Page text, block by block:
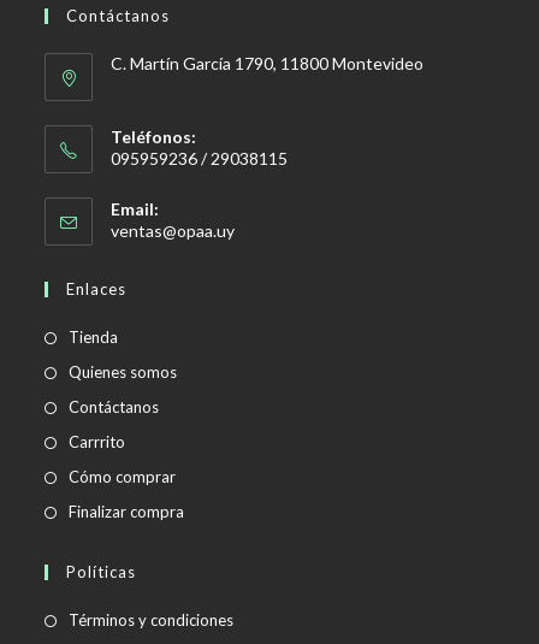
Contáctanos
C. Martín García 1790, 11800 Montevideo
Teléfonos:
095959236 / 29038115
Email:
ventas@opaa.uySe
Enlaces
Tienda
Quienes somos
Contáctanos
Carrrito
Cómo comprar
Finalizar compra
Políticas
Términos y condicionesSe